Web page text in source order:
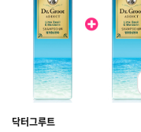
닥터그루트